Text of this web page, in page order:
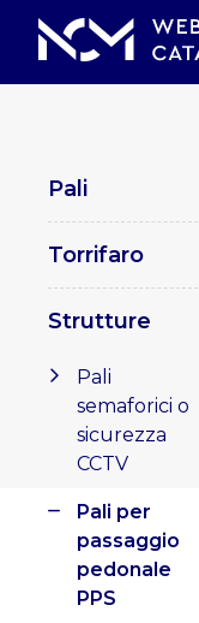
Pali
Torrifaro
Strutture
Pali
semaforici o
sicurezza
CCTV
Pali per
passaggio
pedonale
PPS